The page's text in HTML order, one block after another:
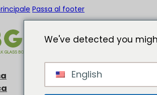
Passa al footer
We've detected you
English